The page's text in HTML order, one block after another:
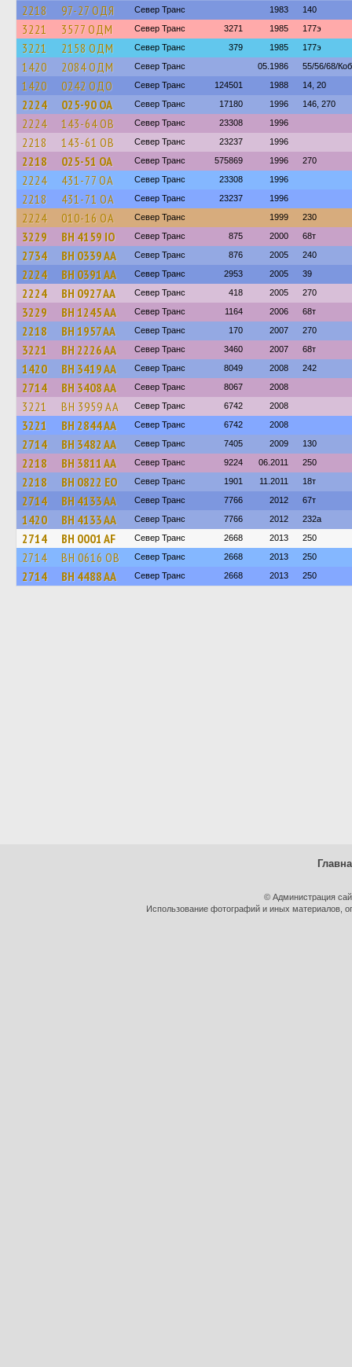
2218 97-27 ОДЯ Север Транс 1983 140
3221 3577 ОДМ Север Транс 3271 1985 177э
3221 2158 ОДМ Север Транс 379 1985 177э
1420 2084 ОДМ Север Транс 05.1986 55/56/68/
1420 0242 ОДО Север Транс 124501 1988 14, 20
2224 025-90 ОА Север Транс 17180 1996 146, 270
2224 143-64 ОВ Север Транс 23308 1996
2218 143-61 ОВ Север Транс 23237 1996
2218 025-51 ОА Север Транс 575869 1996 270
2224 431-77 ОА Север Транс 23308 1996
2218 431-71 ОА Север Транс 23237 1996
2224 010-16 ОА Север Транс 1999 230
3229 BH 4159 IO Север Транс 875 2000 68т
2734 BH 0339 AA Север Транс 876 2005 240
2224 BH 0391 AA Север Транс 2953 2005 39
2224 BH 0927 AA Север Транс 418 2005 270
3229 BH 1245 AA Север Транс 1164 2006 68т
2218 BH 1957 AA Север Транс 170 2007 270
3221 BH 2226 AA Север Транс 3460 2007 68т
1420 BH 3419 AA Север Транс 8049 2008 242
2714 BH 3408 AA Север Транс 8067 2008
3221 BH 3959 AA Север Транс 6742 2008
3221 BH 2844 AA Север Транс 6742 2008
2714 BH 3482 AA Север Транс 7405 2009 130
2218 BH 3811 AA Север Транс 9224 06.2011 250
2218 BH 0822 EO Север Транс 1901 11.2011 18т
2714 BH 4133 AA Север Транс 7766 2012 67т
1420 BH 4133 AA Север Транс 7766 2012 232а
2714 BH 0001 AF Север Транс 2668 2013 250
2714 BH 0616 OB Север Транс 2668 2013 250
2714 BH 4488 AA Север Транс 2668 2013 250
© Администрация
Использование фотографий и иных материалов,